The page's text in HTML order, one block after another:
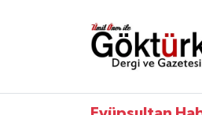
Anne Çocuk
Eyüpsultan Hava Durumu